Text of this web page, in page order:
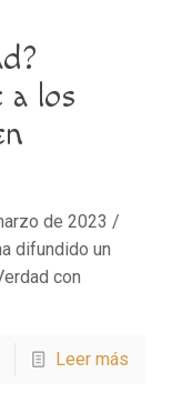
a los
de 2023 /
difundido un
con
Leer más